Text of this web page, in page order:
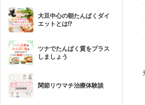
大豆中心の朝たんぱくダイ
エットとは!?
ツナでたんぱく質をプラス
しましょう
関節リウマチ治療体験談